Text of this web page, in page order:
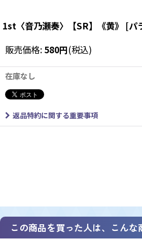
1st〈音乃瀬奏〉【SR】《黄》 [パ
販売価格: 580円(税込)
在庫なし
返品特約に関する重要事項
この商品を買った人は、こん